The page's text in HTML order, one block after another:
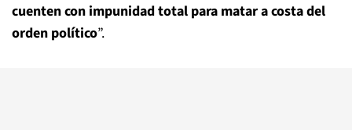
cuenten con impunidad total para matar a costa del
orden político”.